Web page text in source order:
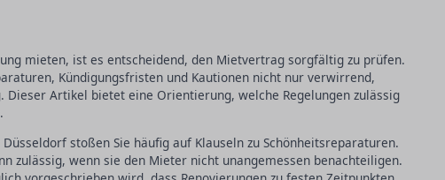
mieten, ist es entscheidend, den Mietvertrag sorgfältig zu prüfen.
Kündigungsfristen und Kautionen nicht nur verwirrend,
Artikel bietet eine Orientierung, welche Regelungen zulässig
stoßen Sie häufig auf Klauseln zu Schönheitsreparaturen.
zulässig, wenn sie den Mieter nicht unangemessen benachteiligen.